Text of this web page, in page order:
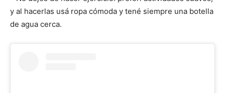
y al hacerlas usá ropa cómoda y tené siempre una botella
de agua cerca.